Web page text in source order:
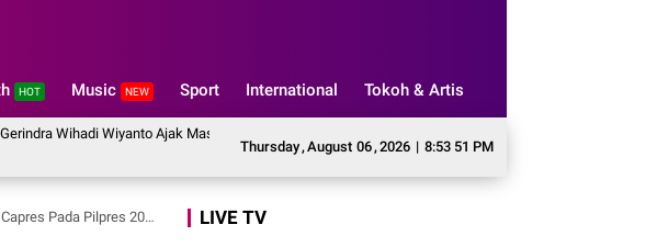
HOT Music NEW Sport International Tokoh & Artis
Thursday,August 06,2026 | 8:53 52 PM
Wiyanto Ajak Masyarakat Awasi Program Makan Bergizi Gratis agar Tepat Sasaran
Pada Pilpres 2024 LIVE TV